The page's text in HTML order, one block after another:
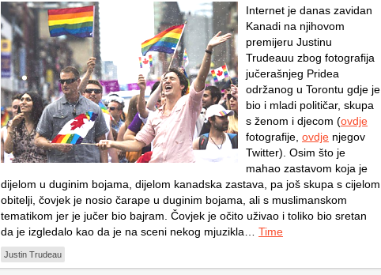
Internet je danas zavidan
Kanadi na njihovom
premijeru Justinu
Trudeauu zbog fotografija
jučerašnjeg Pridea
održanog u Torontu gdje je
bio i mladi političar, skupa
s ženom i djecom (ovdje
fotografije, ovdje njegov
Twitter). Osim što je
mahao zastavom koja je
dijelom u duginim bojama, dijelom kanadska zastava, pa još skupa s cijelom
obitelji, čovjek je nosio čarape u duginim bojama, ali s muslimanskom
tematikom jer je jučer bio bajram. Čovjek je očito uživao i toliko bio sretan
da je izgledalo kao da je na sceni nekog mjuzikla… Time
Justin Trudeau